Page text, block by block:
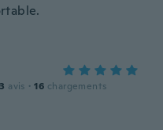
avis · 16 chargements